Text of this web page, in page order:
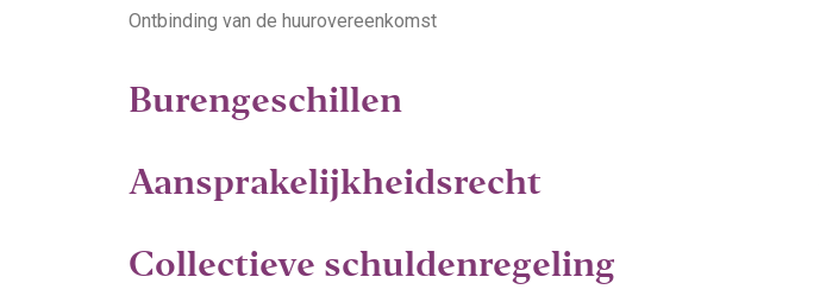
Ontbinding van de huurovereenkomst
Burengeschillen
Aansprakelijkheidsrecht
Collectieve schuldenregeling